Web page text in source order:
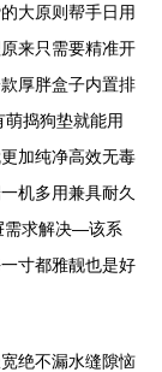
大原则帮手日用
来只需要精准开
厚胖盒子内置排
捣狗垫就能用
加纯净高效无毒
机多用兼具耐久
需求解决—该系
寸都雅靓也是好
绝不漏水缝隙恼